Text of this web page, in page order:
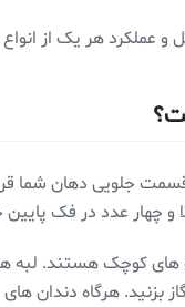
و عملکرد هر یک از
جلویی دهان شما
و چهار عدد در فک پایین
های کوچک هستند. لبه
بزنید. هرگاه دندان